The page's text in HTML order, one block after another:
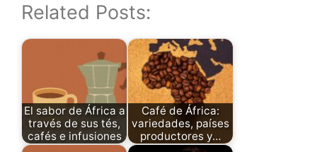
Related Posts:
El sabor de África a
través de sus tés,
cafés e infusiones
Café de África:
variedades, países
productores y…